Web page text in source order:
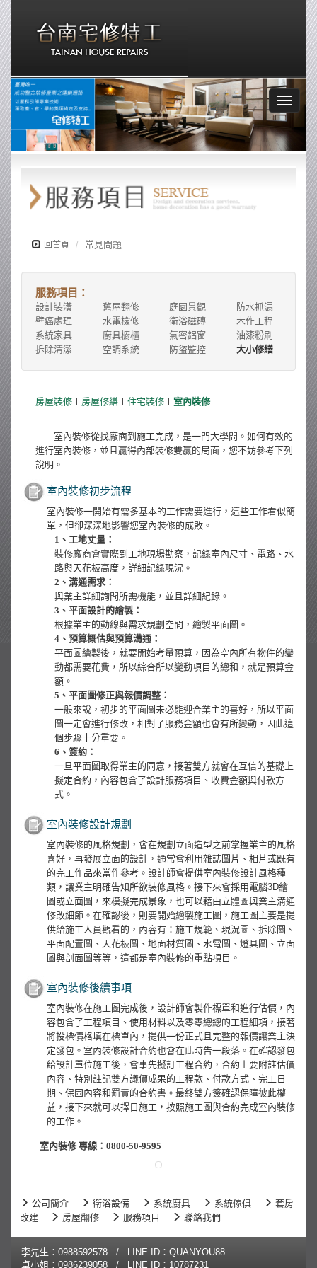
Toggle
回首頁 常見問題
服務項目：
設計裝潢 舊屋翻修 庭園景觀
防水抓漏
壁癌處理
水電檢修 衛浴磁磚
木作工程
系統家具
廚具櫥櫃 氣密鋁窗
油漆粉刷
拆除清潔
空調系統 防盜監控 大小修繕
房屋裝修 ∣ 房屋修繕 ∣ 住宅裝修 ∣ 室內裝修
室內裝修從找廠商到施工完成，是一門大學問。如何有效的
進行室內裝修，並且贏得內部裝修雙贏的局面，您不妨參考下列
說明。
室內裝修初步流程
室內裝修一開始有需多基本的工作需要進行，這些工作看似簡
單，但卻深深地影響您室內裝修的成敗。
1、工地丈量：
裝修廠商會實際到工地現場勘察，記錄室內尺寸、電路、水
路與天花板高度，詳細記錄現況。
2、溝通需求：
與業主詳細詢問所需機能，並且詳細紀錄。
3、平面設計的繪製：
根據業主的動線與需求規劃空間，繪製平面圖。
4、預算概估與預算溝通：
平面圖繪製後，就要開始考量預算，因為空內所有物件的變
動都需要花費，所以綜合所以變動項目的總和，就是預算金
額。
5、平面圖修正與報價調整：
一般來說，初步的平面圖未必能迎合業主的喜好，所以平面
圖一定會進行修改，相對了服務金額也會有所變動，因此這
個步驟十分重要。
6、簽約：
一旦平面圖取得業主的同意，接著雙方就會在互信的基礎上
擬定合約，內容包含了設計服務項目、收費金額與付款方
式。
室內裝修設計規劃
室內裝修的風格規劃，會在規劃立面造型之前掌握業主的風格
喜好，再發展立面的設計，通常會利用雜誌圖片、相片或既有
的完工作品來當作參考。設計師會提供室內裝修設計風格種
類，讓業主明確告知所欲裝修風格。接下來會採用電腦3D繪
圖或立面圖，來模擬完成景象，也可以藉由立體圖與業主溝通
修改細節。在確認後，則要開始繪製施工圖，施工圖主要是提
供給施工人員觀看的，內容有：施工規範、現況圖、拆除圖、
平面配置圖、天花板圖、地面材質圖、水電圖、燈具圖、立面
圖與剖面圖等等，這都是室內裝修的重點項目。
室內裝修後續事項
室內裝修在施工圖完成後，設計師會製作標單和進行估價，內
容包含了工程項目、使用材料以及零零總總的工程細項，接著
將投標價格填在標單內，提供一份正式且完整的報價讓業主決
定發包。室內裝修設計合約也會在此時告一段落。在確認發包
給設計單位施工後，會事先擬訂工程合約，合約上要附註估價
內容、特別註記雙方議價成果的工程款、付款方式、完工日
期、保固內容和罰責的合約書。最終雙方簽確認保障彼此權
益，接下來就可以擇日施工，按照施工圖與合約完成室內裝修
的工作。
室內裝修 專線：0800-50-9595
公司簡介 衛浴設備 系統廚具 系統傢俱
套房
改建
房屋翻修 服務項目 聯絡我們
李先生： 0988592578 / LINE ID：QUANYOU88
卓小姐： 0986239058 / LINE ID：10787231